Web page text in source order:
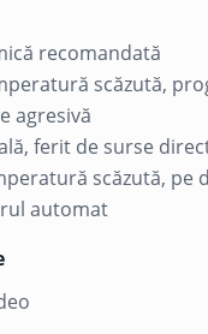
recomandată
scăzută,
agresivă
ferit de surse
scăzută, pe
automat